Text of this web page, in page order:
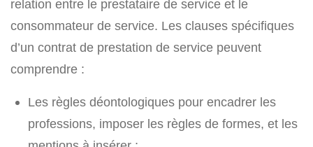
relation entre le prestataire de service et le
consommateur de service. Les clauses spécifiques
d’un contrat de prestation de service peuvent
comprendre :
Les règles déontologiques pour encadrer les
professions, imposer les règles de formes, et les